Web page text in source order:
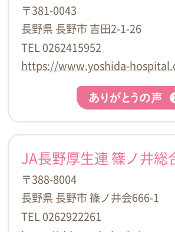
〒381-0043
長野県 長野市 吉田2-1-26
TEL 0262415952
https://www.yoshida-
JA長野厚生連 篠ノ井総
〒388-8004
長野県 長野市 篠ノ井会666-1
TEL 0262922261